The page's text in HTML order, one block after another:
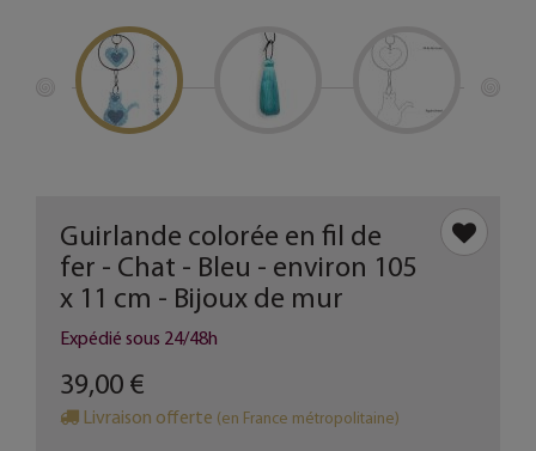
Guirlande colorée en fil de
fer - Chat - Bleu - environ 105
x 11 cm - Bijoux de mur
Expédié sous 24/48h
39,00 €
Livraison offerte (en France métropolitaine)